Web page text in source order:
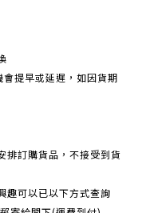
提早或延遲，如因貨期
排訂購貨品，不接受到貨
趣可以已以下方式查詢